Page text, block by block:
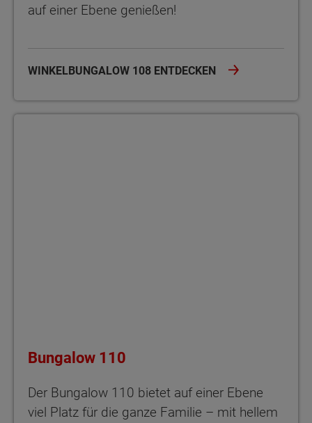
auf einer Ebene genießen!
WINKELBUNGALOW 108 ENTDECKEN
Bungalow 110
Der Bungalow 110 bietet auf einer Ebene
viel Platz für die ganze Familie – mit hellem